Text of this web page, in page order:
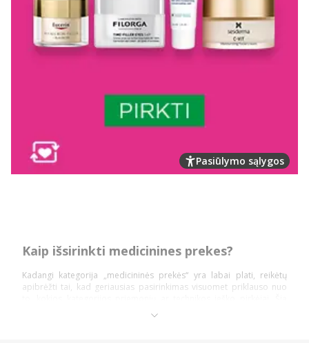
Pasiūlymo sąlygos
Kaip išsirinkti medicinines prekes?
Kadangi kategorija „medicininės prekės“ yra labai plati, reikėtų
apibrėžti tai, kad geriausias pasirinkimas visuomet priklauso nuo